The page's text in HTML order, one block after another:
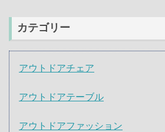
カテゴリー
アウトドアチェア
アウトドアテーブル
アウトドアファッション